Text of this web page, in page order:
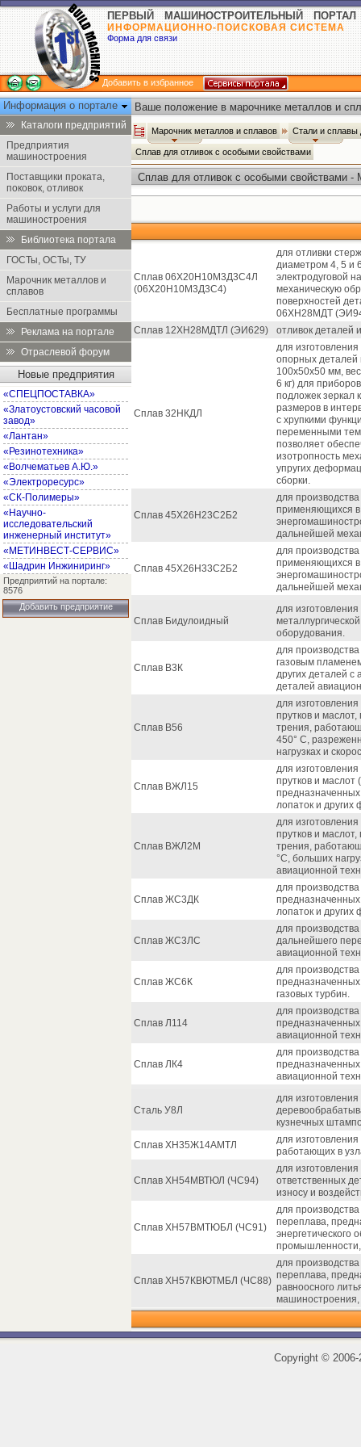
ПЕРВЫЙ МАШИНОСТРОИТЕЛЬНЫЙ ПОРТАЛ
ИНФОРМАЦИОННО-ПОИСКОВАЯ СИСТЕМА
Форма для связи
Добавить в избранное
Информация о портале
Каталоги предприятий
Предприятия
машиностроения
Поставщики проката,
поковок, отливок
Работы и услуги для
машиностроения
Библиотека портала
ГОСТы, ОСТы, ТУ
Марочник металлов и
сплавов
Бесплатные программы
Реклама на портале
Отраслевой форум
Новые предприятия
«СПЕЦПОСТАВКА»
«Златоустовский часовой
завод»
«Лантан»
«Резинотехника»
«Волчематьев А.Ю.»
«Электроресурс»
«СК-Полимеры»
«Научно-
исследовательский
инженерный институт»
«МЕТИНВЕСТ-СЕРВИС»
«Шадрин Инжиниринг»
Предприятий на портале:
8576
Добавить предприятие
Ваше положение в марочнике металлов и
Марочник металлов и сплавов Стали и сплавы
Сплав для отливок с особыми свойствами
Сплав для отливок с особыми свойствами -
Сплав 06Х20Н10М3Д3С4Л
(06Х20Н10М3Д3С4)
для отливки
диаметром 4, 5 и
электродуговой
механическую
поверхностей
06ХН28МДТ
Сплав 12ХН28МДТЛ (ЭИ629)
отливок деталей
Сплав 32НКДЛ
для
опорных деталей
100х50х50 мм,
6 кг) для
подложек зеркал
размеров в
с хрупкими
переменными
позволяет
изотропность
упругих
сборки.
Сплав 45Х26Н23С2Б2
для
применяющихся в
дальнейшей
Сплав 45Х26Н33С2Б2
для
применяющихся в
дальнейшей
Сплав Бидулоидный
для
оборудования.
Сплав В3К
для
газовым
других деталей с
деталей
Сплав В56
для
прутков и
трения,
450° С,
нагрузках и
Сплав ВЖЛ15
для
прутков и маслот
лопаток и других
Сплав ВЖЛ2М
для
прутков и
трения,
°С, больших
авиационной
Сплав ЖС3ДК
для
лопаток и других
Сплав ЖС3ЛС
для
дальнейшего
авиационной
Сплав ЖС6К
для
газовых турбин.
Сплав Л114
для
авиационной
Сплав ЛК4
для
авиационной
Сталь У8Л
для
кузнечных
Сплав ХН35Ж14АМТЛ
для
работающих в
Сплав ХН54МВТЮЛ (ЧС94)
для
ответственных
износу и
Сплав ХН57ВМТЮБЛ (ЧС91)
для
переплава,
энергетического
Сплав ХН57КВЮТМБЛ (ЧС88)
для
переплава,
равноосного
машиностроения,
Copyright ©